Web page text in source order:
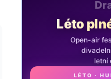
Noc na
Léto
Open-air
letní
LÉTO ·